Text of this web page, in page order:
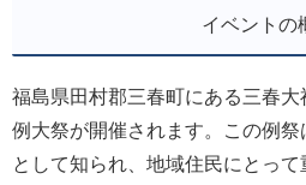
イベントの
福島県田村郡三春町にある三春
例大祭が開催されます。この例
として知られ、地域住民にとっ